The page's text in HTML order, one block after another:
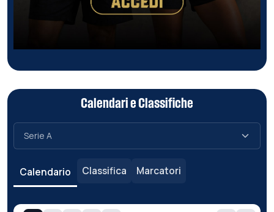
Calendari e Classifiche
Calendario Classifica Marcatori